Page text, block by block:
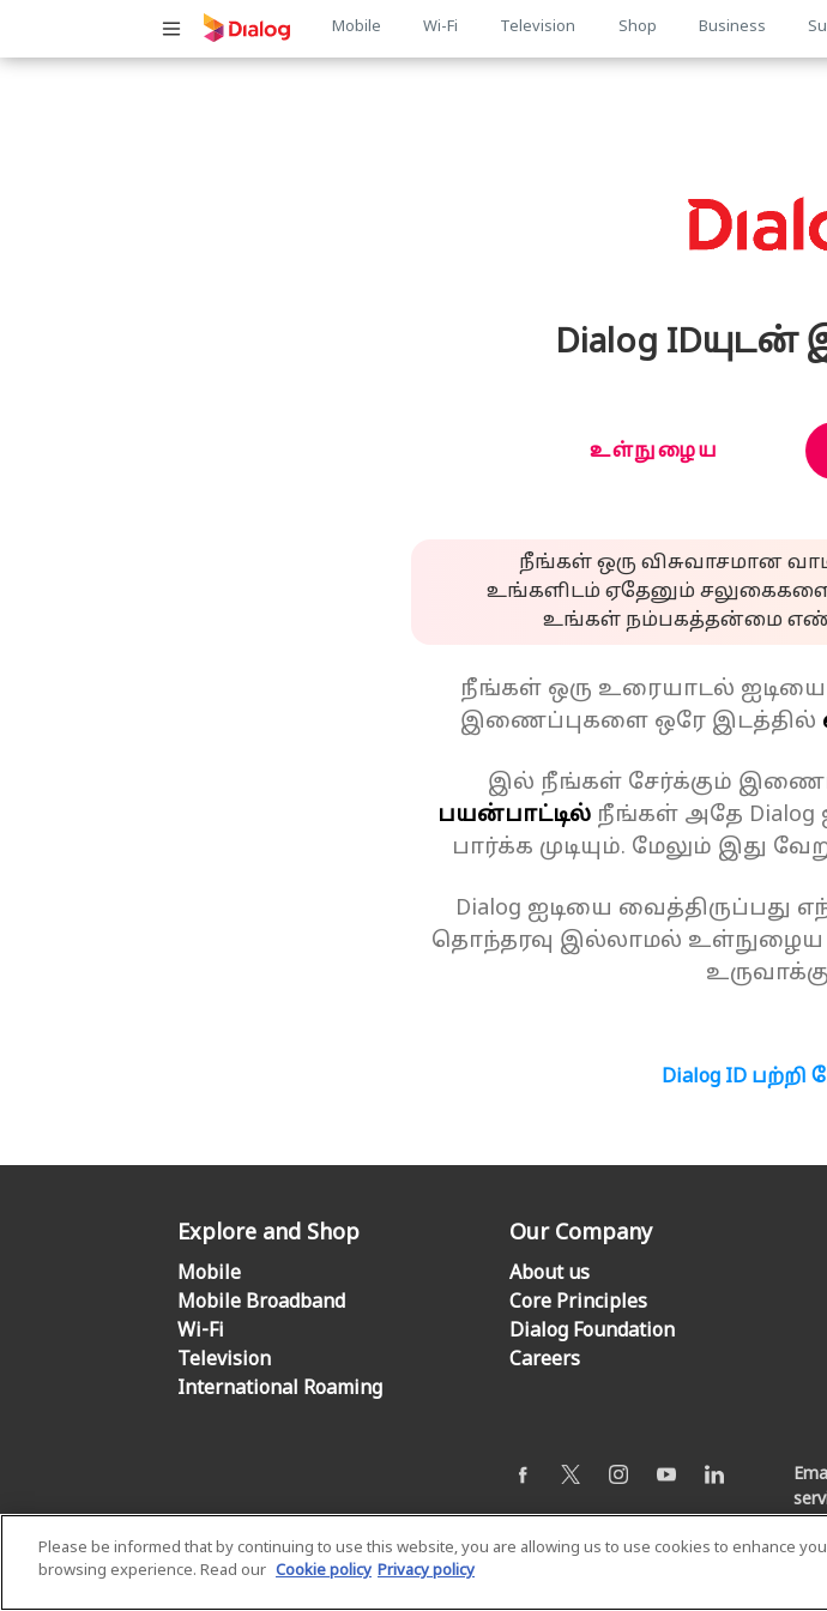
Main
Mobile Wi-Fi Television Shop Business
Dialog
உள்நுழைய
நீங்கள் ஒரு விசுவாசமான
உங்களிடம் ஏதேனும்
உங்கள் நம்பகத்தன்மை
நீங்கள் ஒரு உரையாடல்
இணைப்புகளை ஒரே இடத்தில்
இல் நீங்கள் சேர்க்கும்
பயன்பாட்டில்நீங்கள் அதே Dialog
பார்க்க முடியும். மேலும் இது
Dialog ஐடியை வைத்திருப்பது
தொந்தரவு இல்லாமல் உள்நுழைய
Dialog ID பற்றி
Explore and Shop
Mobile
Mobile Broadband
Wi-Fi
Television
International Roaming
Our Company
About us
Core Principles
Dialog Foundation
Careers
© Dialog Axiata PLC.
Please be informed that by continuing to use this website, you are allowing us to use cookies to enhance
browsing experience. Read our Cookie policy Privacy policy